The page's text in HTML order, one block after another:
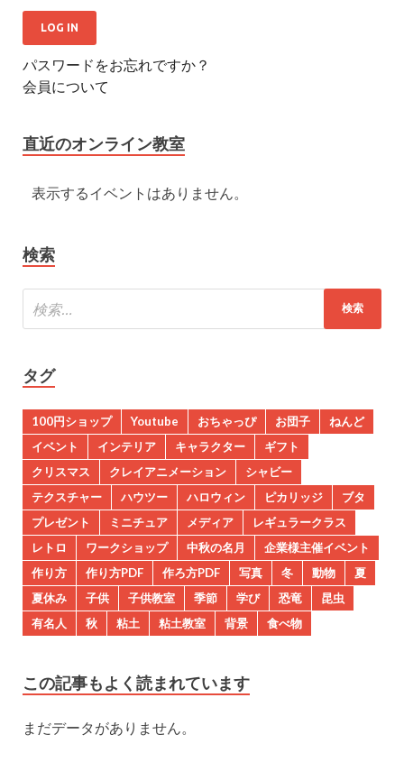
パスワードをお忘れですか？
会員について
直近のオンライン教室
表示するイベントはありません。
検索
タグ
100円ショップ Youtube おちゃっぴ お団子
ねんど
イベント
インテリア キャラクター
ギフト
クリスマス
クレイアニメーション
シャビー
テクスチャー
ハウツー ハロウィン ピカリッジ
ブタ
プレゼント
ミニチュア メディア
レギュラークラス
レトロ
ワークショップ 中秋の名月
企業様主催イベント
作り方
作り方PDF 作ろ方PDF 写真 冬 動物
夏
夏休み
子供 子供教室 季節 学び 恐竜
昆虫
有名人
秋 粘土 粘土教室 背景 食べ物
この記事もよく読まれています
まだデータがありません。